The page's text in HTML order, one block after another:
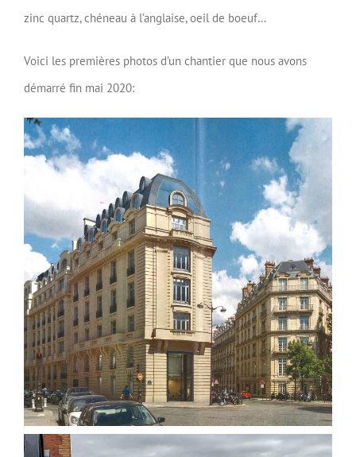
zinc quartz, chéneau à l’anglaise, oeil de boeuf…
Voici les premières photos d’un chantier que nous avons
démarré fin mai 2020: